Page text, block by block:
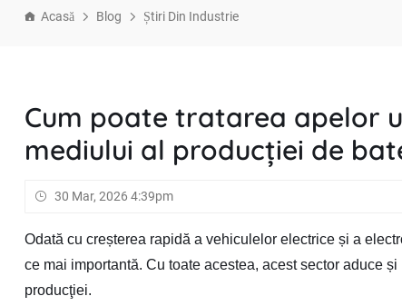
Acasă Blog Știri Din Industrie
Cum poate tratarea apelor
mediului al producției de
30 Mar, 2026 4:39pm
Odată cu creșterea rapidă a vehiculelor electrice și a
ce mai importantă. Cu toate acestea, acest sector aduce
producţiei.